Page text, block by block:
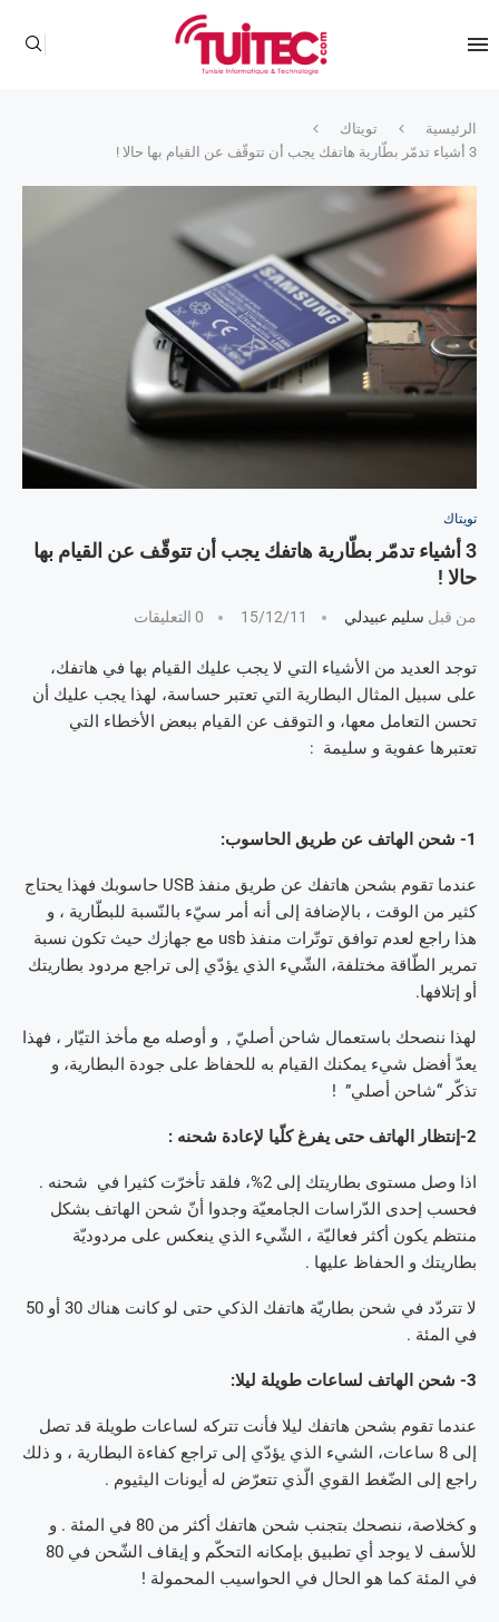
الرئيسية
تويتاك
3 أشياء تدمّر بطّارية هاتفك يجب أن تتوقّف عن القيام بها حالا !
تويتاك
3 أشياء تدمّر بطّارية هاتفك يجب أن تتوقّف عن القيام بها
حالا !
من قبل سليم عبيدلي 15/12/11 0 التعليقات
توجد العديد من الأشياء التي لا يجب عليك القيام بها في هاتفك،
على سبيل المثال البطارية التي تعتبر حساسة، لهذا يجب عليك أن
تحسن التعامل معها، و التوقف عن القيام ببعض الأخطاء التي
تعتبرها عفوية و سليمة :
1- شحن الهاتف عن طريق الحاسوب:
عندما تقوم بشحن هاتفك عن طريق منفذ USB حاسوبك فهذا يحتاج
كثير من الوقت ، بالإضافة إلى أنه أمر سيّء بالنّسبة للبطّارية ، و
هذا راجع لعدم توافق توتّرات منفذ usb مع جهازك حيث تكون نسبة
تمرير الطّاقة مختلفة، الشّيء الذي يؤدّي إلى تراجع مردود بطاريتك
أو إتلافها.
لهذا ننصحك باستعمال شاحن أصليّ , و أوصله مع مأخذ التيّار ، فهذا
يعدّ أفضل شيء يمكنك القيام به للحفاظ على جودة البطارية، و
تذكّر “شاحن أصلي” !
2-إنتظار الهاتف حتى يفرغ كلّيا لإعادة شحنه :
اذا وصل مستوى بطاريتك إلى 2%، فلقد تأخرّت كثيرا في شحنه .
فحسب إحدى الدّراسات الجامعيّة وجدوا أنّ شحن الهاتف بشكل
منتظم يكون أكثر فعاليّة ، الشّيء الذي ينعكس على مردوديّة
بطاريتك و الحفاظ عليها .
لا تتردّد في شحن بطاريّة هاتفك الذكي حتى لو كانت هناك 30 أو 50
في المئة .
3- شحن الهاتف لساعات طويلة ليلا:
عندما تقوم بشحن هاتفك ليلا فأنت تتركه لساعات طويلة قد تصل
إلى 8 ساعات، الشيء الذي يؤدّي إلى تراجع كفاءة البطارية ، و ذلك
راجع إلى الضّغط القوي الّذي تتعرّض له أيونات اليثيوم .
و كخلاصة، ننصحك بتجنب شحن هاتفك أكثر من 80 في المئة . و
للأسف لا يوجد أي تطبيق بإمكانه التحكّم و إيقاف الشّحن في 80
في المئة كما هو الحال في الحواسيب المحمولة !